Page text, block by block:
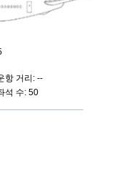
항 거리: --
석 수: 50